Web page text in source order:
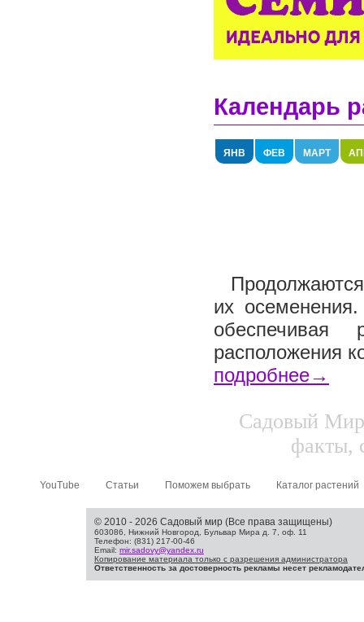
Календарь
ЯНВ ФЕВ МАРТ
их
обеспечивая
расположения
подробнее→
Садовый
факты,
YouTube Статьи Поможем выбрать Каталог растений
© 2010 - 2026 Садовый мир (Все права защищены)
603086, Нижний Новгород, Бульвар Мира д. 7, оф. 11
Телефон: (831) 217-00-46
Email: mir.sadovy@yandex.ru
Копирование материала только с разрешения администратора
Ответственность за достоверность рекламы несет